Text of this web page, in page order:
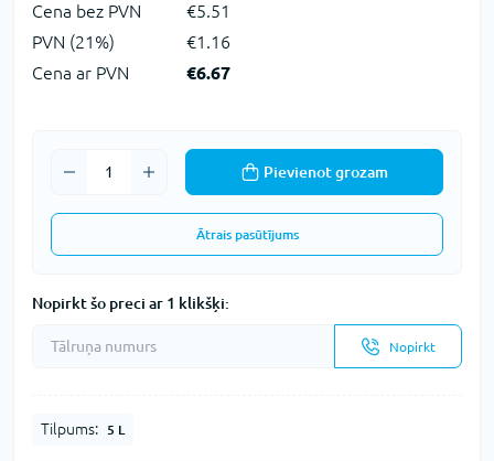
Сena bez PVN
€5.51
PVN (21%)
€1.16
Cena ar PVN
€6.67
Pievienot grozam
Ātrais pasūtījums
Nopirkt šo preci ar 1 klikšķi:
Nopirkt
Tilpums: 5 L